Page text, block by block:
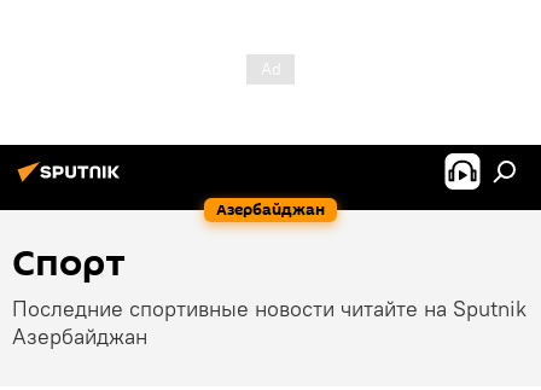
Азербайджан
Спорт
Последние спортивные новости читайте на Sputnik
Азербайджан